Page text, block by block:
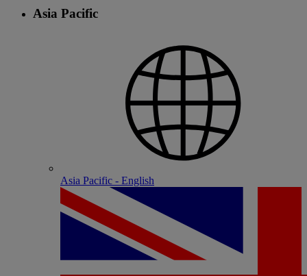
Asia Pacific
Asia Pacific - English